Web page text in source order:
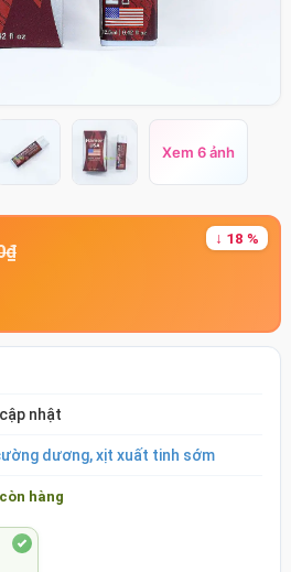
Xem 6 ảnh
↓ 18 %
nhật
dương, xịt xuất tinh sớm
hàng